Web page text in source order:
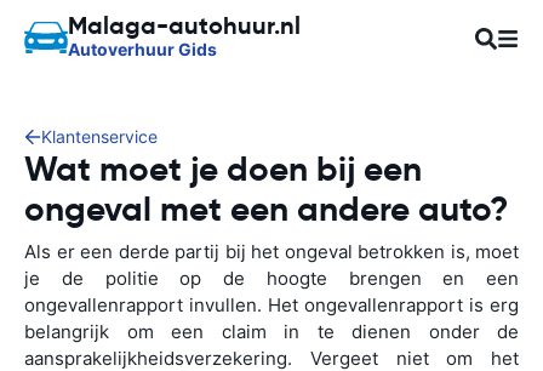
Malaga-autohuur.nl
Autoverhuur Gids
Klantenservice
Wat moet je doen bij een
ongeval met een andere auto?
Als er een derde partij bij het ongeval betrokken is, moet
je de politie op de hoogte brengen en een
ongevallenrapport invullen. Het ongevallenrapport is erg
belangrijk om een claim in te dienen onder de
aansprakelijkheidsverzekering. Vergeet niet om het